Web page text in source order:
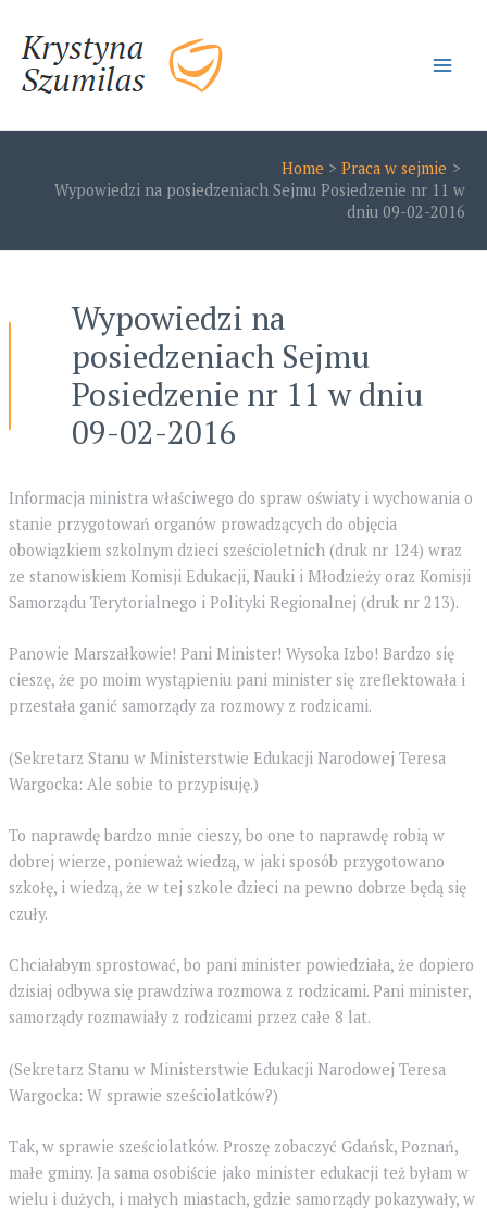
content
Home
Praca w sejmie
Wypowiedzi na posiedzeniach Sejmu Posiedzenie nr 11 w
dniu 09-02-2016
Wypowiedzi na
posiedzeniach Sejmu
Posiedzenie nr 11 w dniu
09-02-2016
Informacja ministra właściwego do spraw oświaty i wychowania o
stanie przygotowań organów prowadzących do objęcia
obowiązkiem szkolnym dzieci sześcioletnich (druk nr 124) wraz
ze stanowiskiem Komisji Edukacji, Nauki i Młodzieży oraz Komisji
Samorządu Terytorialnego i Polityki Regionalnej (druk nr 213).
Panowie Marszałkowie! Pani Minister! Wysoka Izbo! Bardzo się
cieszę, że po moim wystąpieniu pani minister się zreflektowała i
przestała ganić samorządy za rozmowy z rodzicami.
(Sekretarz Stanu w Ministerstwie Edukacji Narodowej Teresa
Wargocka: Ale sobie to przypisuję.)
To naprawdę bardzo mnie cieszy, bo one to naprawdę robią w
dobrej wierze, ponieważ wiedzą, w jaki sposób przygotowano
szkołę, i wiedzą, że w tej szkole dzieci na pewno dobrze będą się
czuły.
Chciałabym sprostować, bo pani minister powiedziała, że dopiero
dzisiaj odbywa się prawdziwa rozmowa z rodzicami. Pani minister,
samorządy rozmawiały z rodzicami przez całe 8 lat.
(Sekretarz Stanu w Ministerstwie Edukacji Narodowej Teresa
Wargocka: W sprawie sześciolatków?)
Tak, w sprawie sześciolatków. Proszę zobaczyć Gdańsk, Poznań,
małe gminy. Ja sama osobiście jako minister edukacji też byłam w
wielu i dużych, i małych miastach, gdzie samorządy pokazywały, w